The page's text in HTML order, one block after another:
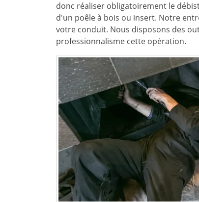
donc réaliser obligatoirement le
d'un poêle à bois ou insert. Notre
votre conduit. Nous disposons des
professionnalisme cette opération.